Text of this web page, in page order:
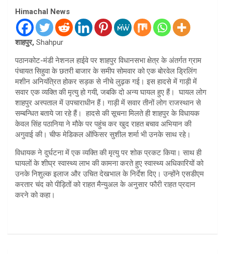
Himachal News
शाहपुर, Shahpur
पठानकोट-मंडी नेशनल हाईवे पर शाहपुर विधानसभा क्षेत्र के अंतर्गत ग्राम
पंचायत सिहुवा के छतरी बाजार के समीप सोमवार को एक बोरवेल ड्रिलिंग
मशीन अनियंत्रित होकर सड़क से नीचे लुढ़क गई। इस हादसे में गाड़ी में
सवार एक व्यक्ति की मृत्यु हो गयी, जबकि दो अन्य घायल हुए हैं। घायल लोग
शाहपुर अस्पताल में उपचाराधीन हैं। गाड़ी में सवार तीनों लोग राजस्थान से
सम्बन्धित बताये जा रहे हैं। हादसे की सूचना मिलते ही शाहपुर के विधायक
केवल सिंह पठानिया ने मौके पर पहुंच कर खुद राहत बचाव अभियान की
अगुवाई की। चीफ मेडिकल ऑफिसर सुशील शर्मा भी उनके साथ रहे।
विधायक ने दुर्घटना में एक व्यक्ति की मृत्यु पर शोक प्रकट किया। साथ ही
घायलों के शीघ्र स्वास्थ्य लाभ की कामना करते हुए स्वास्थ्य अधिकारियों को
उनके निशुल्क इलाज और उचित देखभाल के निर्देश दिए। उन्होंने एसडीएम
करतार चंद को पीड़ितों को राहत मैन्युअल के अनुसार फौरी राहत प्रदान
करने को कहा।